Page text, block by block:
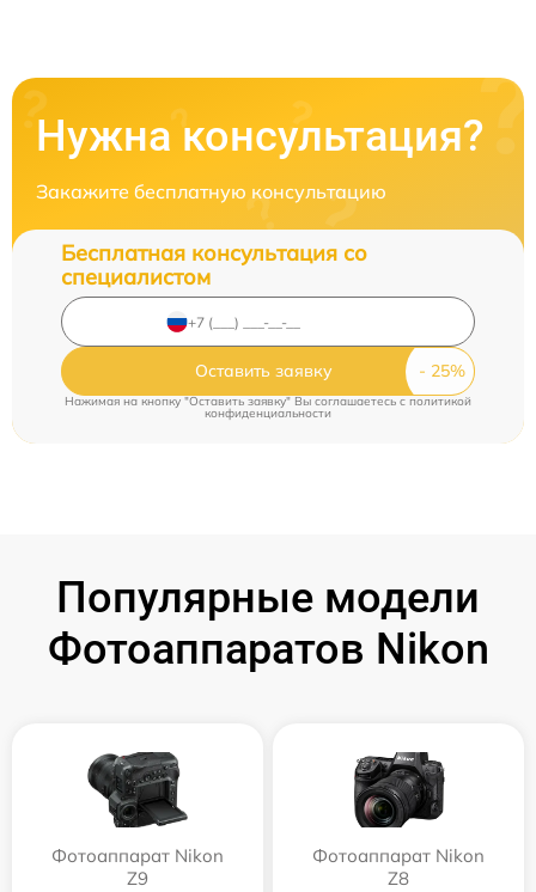
Нужна консультация?
Закажите бесплатную консультацию
Бесплатная консультация со
специалистом
Оставить заявку
Нажимая на кнопку "Оставить заявку" Вы соглашаетесь c политикой
конфиденциальности
Популярные модели
Фотоаппаратов Nikon
Фотоаппарат Nikon
Z9
Фотоаппарат Nikon
Z8